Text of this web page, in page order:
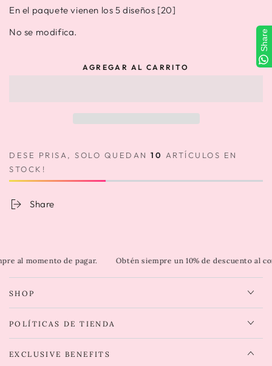
En el paquete vienen los 5 diseños [20]
No se modifica.
AGREGAR AL CARRITO
DESE PRISA, SOLO QUEDAN 10
ARTÍCULOS EN
STOCK!
Share
al momento de pagar. Obtén siempre un 10% de descuento al
SHOP
POLÍTICAS DE TIENDA
EXCLUSIVE BENEFITS
Share